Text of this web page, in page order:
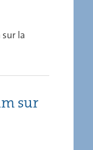
la
sur